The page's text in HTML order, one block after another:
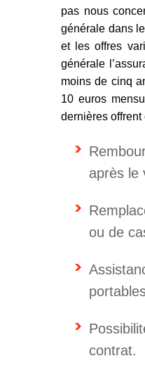
pas nous
générale dans
et les offres
générale
moins de cinq
10 euros
dernières offrent
après le
ou de
contrat.